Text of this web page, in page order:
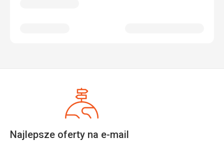
Najlepsze oferty na e-mail